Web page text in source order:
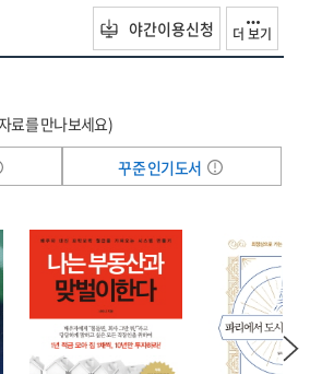
야간이용신청 더 보기
료를 만나보세요)
꾸준 인기도서